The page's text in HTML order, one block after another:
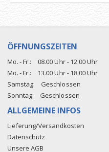
ÖFFNUNGSZEITEN
Mo. - Fr.:
08.00 Uhr - 12.00 Uhr
Mo. - Fr.:
13.00 Uhr - 18.00 Uhr
Samstag:
Geschlossen
Sonntag:
Geschlossen
ALLGEMEINE INFOS
Lieferung/Versandkosten
Datenschutz
Unsere AGB